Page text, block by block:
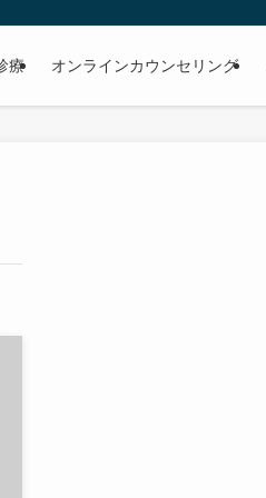
療 オンラインカウンセリング